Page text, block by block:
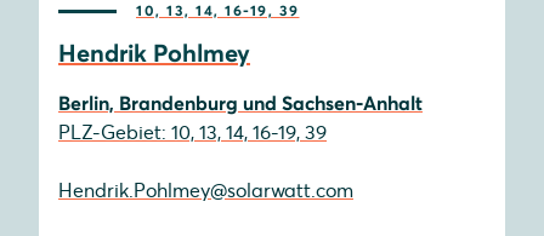
10, 13, 14, 16-19, 39
Hendrik Pohlmey
Berlin, Brandenburg und Sachsen-Anhalt
PLZ-Gebiet: 10, 13, 14, 16-19, 39
Hendrik.Pohlmey@solarwatt.com